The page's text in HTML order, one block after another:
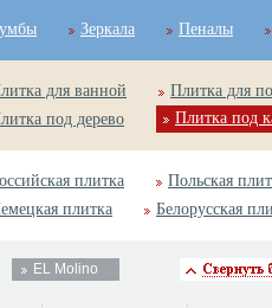
Зеркала Пеналы
для ванной
Плитка для
под дерево
Плитка под
плитка
Польская
плитка
Белорусская
EL Molino